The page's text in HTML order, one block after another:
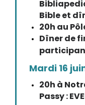
Bible et
20h au
Dîner de
Mardi 16
20h à
Passy :